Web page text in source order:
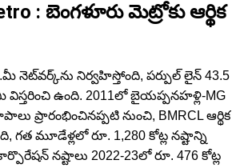
: బెంగళూరు మెట్రోకు ఆర్థిక
కి.మీ నెట్‌వర్క్‌ను నిర్వహిస్తోంది, పర్పుల్ లైన్ 43.5
విస్తరించి ఉంది. 2011లో బైయప్పనహళ్లి-MG
ప్రారంభించినప్పటి నుంచి, BMRCL ఆర్థిక
గత మూడేళ్లలో రూ. 1,280 కోట్ల నష్టాన్ని
నష్టాలు 2022-23లో రూ. 476 కోట్ల